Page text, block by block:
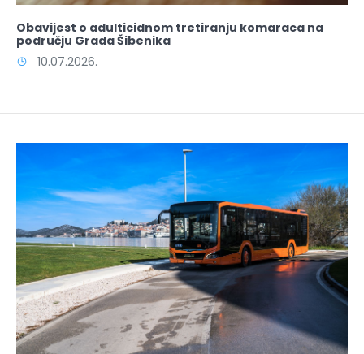
Obavijest o adulticidnom tretiranju komaraca na
području Grada Šibenika
10.07.2026.